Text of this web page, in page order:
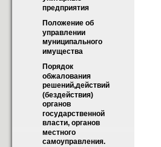
предприятия
Положение об
управлении
муниципального
имущества
Порядок
обжалования
решений,действий
(бездействия)
органов
государственной
власти, органов
местного
самоуправления.